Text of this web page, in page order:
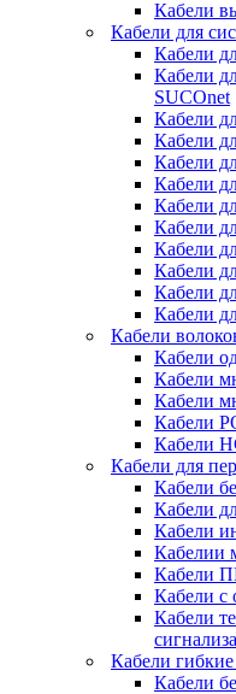
Кабели
Кабели для
Кабели
Кабели
SUCOnet
Кабели
Кабели
Кабели
Кабели
Кабели
Кабели
Кабели
Кабели
Кабели
Кабели
Кабели
Кабели
Кабели
Кабели
Кабели
Кабели
Кабели для
Кабели
Кабели
Кабели
Кабелии
Кабели
Кабели с
Кабели
Кабели
Кабели